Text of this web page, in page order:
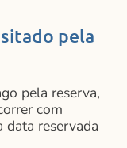
pela
pela reserva,
com
data reservada